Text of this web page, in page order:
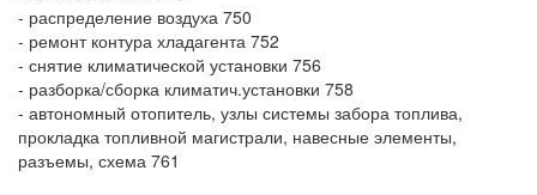
- распределение воздуха 750
- ремонт контура хладагента 752
- снятие климатической установки 756
- разборка/сборка климатич.установки 758
- автономный отопитель, узлы системы забора топлива,
прокладка топливной магистрали, навесные элементы,
разъемы, схема 761